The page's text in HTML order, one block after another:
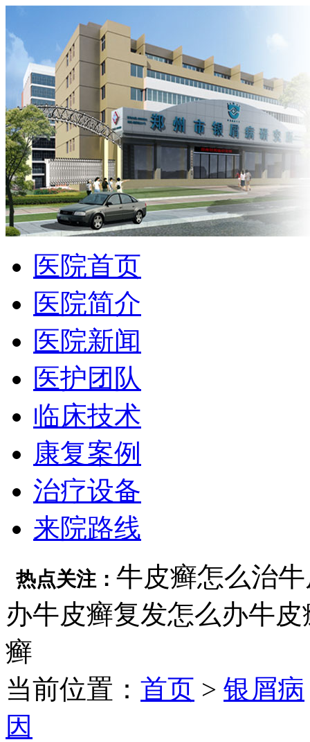
医院首页
医院简介
医院新闻
医护团队
临床技术
康复案例
治疗设备
来院路线
热点关注： 牛皮癣怎么治
办牛皮癣复发怎么办牛皮
癣
当前位置： 首页 > 银屑病
因